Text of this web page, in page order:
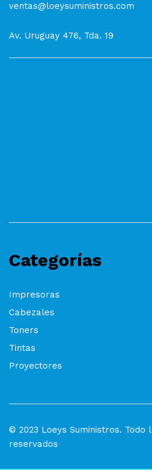
ventas@loeysuministros.com
Av. Uruguay 476, Tda. 19
Categorías
Impresoras
Cabezales
Toners
Tintas
Proyectores
© 2023 Loeys Suministros. Todo
reservados